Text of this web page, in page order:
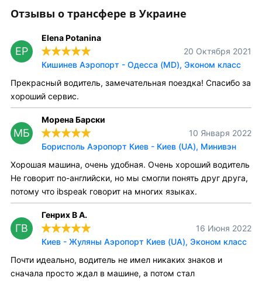
Отзывы о трансфере в Украине
EP
Elena Potanina
20 Октября 2021
Кишинев Аэропорт - Одесса (MD), Эконом класс
Прекрасный водитель, замечательная поездка! Спасибо за
хороший сервис.
МБ
Морена Барски
10 Января 2022
Борисполь Аэропорт Киев - Киев (UA), Минивэн
Хорошая машина, очень удобная. Очень хороший водитель
Не говорит по-английски, но мы смогли понять друг друга,
потому что ibspeak говорит на многих языках.
ГВ
Генрих В А.
16 Июня 2022
Киев - Жуляны Аэропорт Киев (UA), Эконом класс
Почти идеально, водитель не имел никаких знаков и
сначала просто ждал в машине, а потом стал